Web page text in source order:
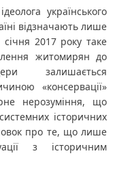
українського
відзначають лише
2017 року таке
житомирян до
залишається
«консервації»
нерозуміння, що
історичних
про те, що лише
з історичним